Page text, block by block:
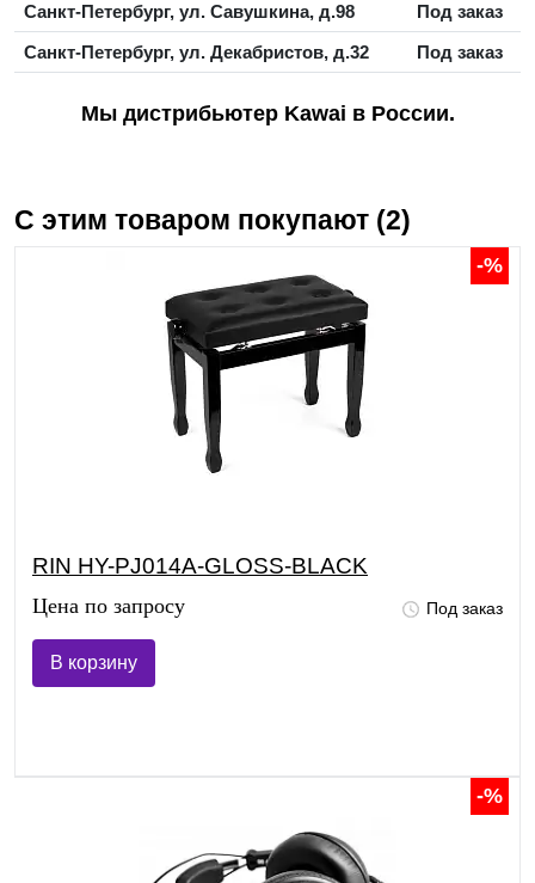
Санкт-Петербург, ул. Савушкина, д.98
Под заказ
Санкт-Петербург, ул. Декабристов, д.32
Под заказ
Мы дистрибьютер Kawai в России.
С этим товаром покупают (2)
-%
RIN HY-PJ014A-GLOSS-BLACK
Цена по запросу Под заказ
В корзину
-%